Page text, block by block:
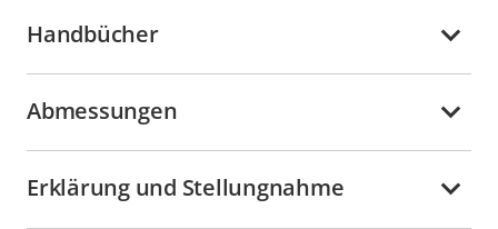
Handbücher
Abmessungen
Erklärung und Stellungnahme